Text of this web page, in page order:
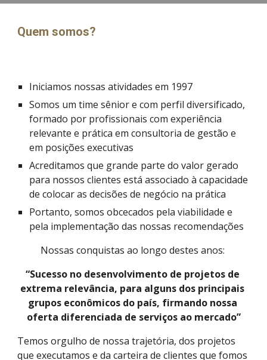
Quem somos?
Iniciamos nossas atividades em 1997
Somos um time sênior e com perfil diversificado,
formado por profissionais com experiência
relevante e prática em consultoria de gestão e
em posições executivas
Acreditamos que grande parte do valor gerado
para nossos clientes está associado à capacidade
de colocar as decisões de negócio na prática
Portanto, somos obcecados pela viabilidade e
pela implementação das nossas recomendações
Nossas conquistas ao longo destes anos:
“Sucesso no desenvolvimento de projetos de
extrema relevância, para alguns dos principais
grupos econômicos do país, firmando nossa
oferta diferenciada de serviços ao mercado”
Temos orgulho de nossa trajetória, dos projetos
que executamos e da carteira de clientes que fomos